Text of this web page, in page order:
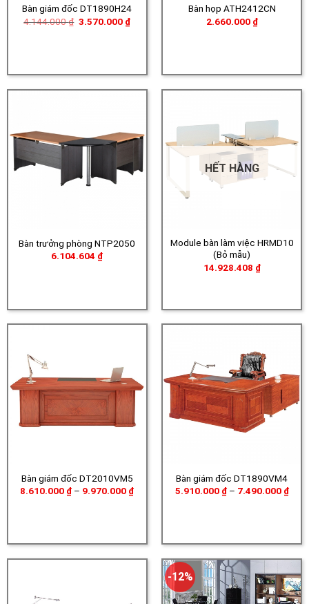
Bàn giám đốc DT1890H24
4.144.000₫ Giá
3.570.000 ₫Giá
Bàn họp ATH2412CN
2.660.000 ₫
Bàn trưởng phòng NTP2050
6.104.604 ₫
HẾT HÀNG
Module bàn làm việc HRMD10
(Bỏ mẫu)
14.928.408 ₫
Bàn giám đốc DT2010VM5
8.610.000 ₫ – 9.970.000 ₫Khoảng
Bàn giám đốc DT1890VM4
5.910.000 ₫ – 7.490.000 ₫
giá:
-12%